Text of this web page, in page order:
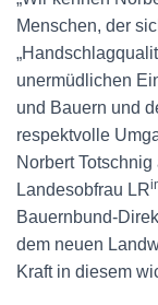
Menschen, der
unermüdlichen
und Bauern und
respektvolle
Norbert
Landesobfrau LR
Bauernbund-
dem neuen
Kraft in diesem